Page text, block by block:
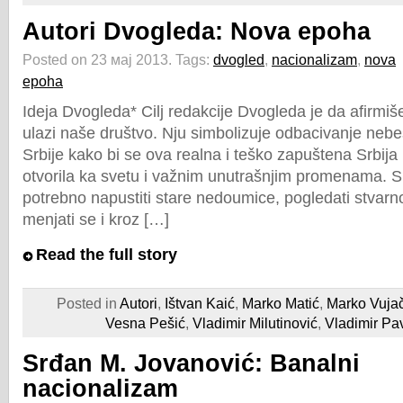
Autori Dvogleda: Nova epoha
Posted on 23 мај 2013. Tags: dvogled, nacionalizam, nova
epoha
Ideja Dvogleda* Cilj redakcije Dvogleda je da
ulazi naše društvo. Nju simbolizuje odbacivanje
Srbije kako bi se ova realna i teško zapuštena
otvorila ka svetu i važnim unutrašnjim promenama.
potrebno napustiti stare nedoumice, pogledati
menjati se i kroz […]
Read the full story
Posted in Autori, Ištvan Kaić, Marko Matić, Marko
Vesna Pešić, Vladimir Milutinović, Vladimir
Srđan M. Jovanović: Banalni
nacionalizam